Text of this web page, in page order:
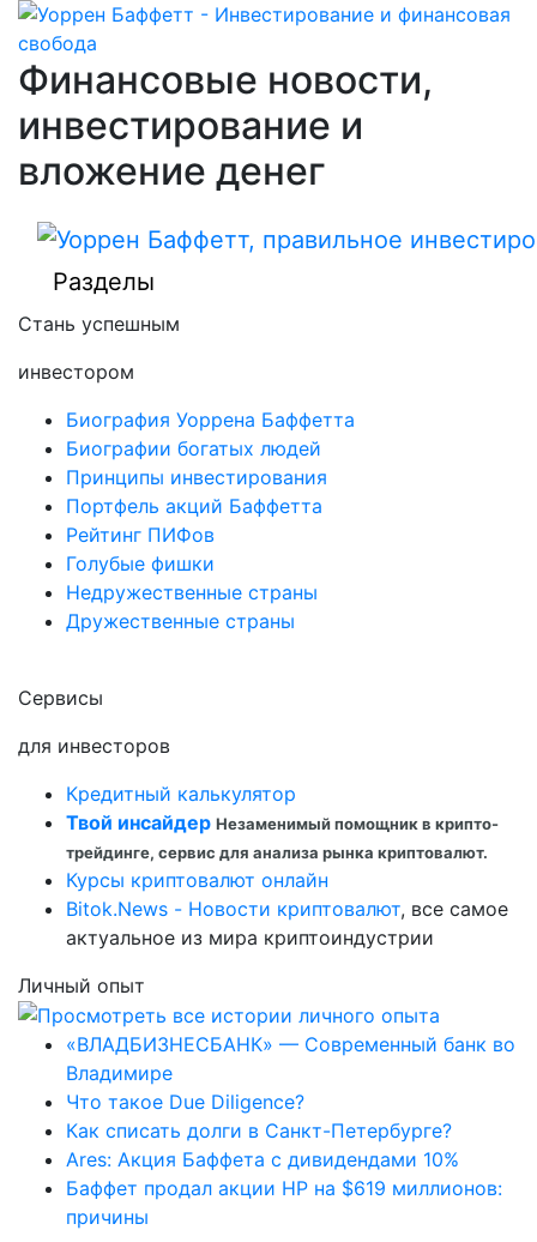
Финансовые новости,
инвестирование и
вложение денег
Разделы
Стань успешным
инвестором
Биография Уоррена Баффетта
Биографии богатых людей
Принципы инвестирования
Портфель акций Баффетта
Рейтинг ПИФов
Голубые фишки
Недружественные страны
Дружественные страны
Сервисы
для инвесторов
Кредитный калькулятор
Твой инсайдер Незаменимый помощник в крипто-
трейдинге, сервис для анализа рынка криптовалют.
Курсы криптовалют онлайн
Bitok.News - Новости криптовалют, все самое
актуальное из мира криптоиндустрии
Личный опыт
«ВЛАДБИЗНЕСБАНК» — Современный банк во
Владимире
Что такое Due Diligence?
Как списать долги в Санкт-Петербурге?
Ares: Акция Баффета с дивидендами 10%
Баффет продал акции HP на $619 миллионов:
причины